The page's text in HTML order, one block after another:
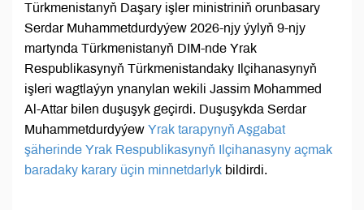
Türkmenistanyň Daşary işler ministriniň orunbasary
Serdar Muhammetdurdyýew 2026-njy ýylyň 9-njy
martynda Türkmenistanyň DIM-nde Yrak
Respublikasynyň Türkmenistandaky Ilçihanasynyň
işleri wagtlaýyn ynanylan wekili Jassim Mohammed
Al-Attar bilen duşuşyk geçirdi. Duşuşykda Serdar
Muhammetdurdyýew Yrak tarapynyň Aşgabat
şäherinde Yrak Respublikasynyň Ilçihanasyny açmak
baradaky karary üçin minnetdarlyk bildirdi.